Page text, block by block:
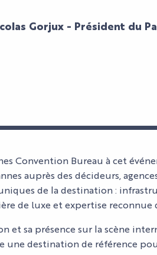
Gorjux - Président du
Convention Bureau à cet
auprès des décideurs,
de la destination :
de luxe et expertise reconnue
et sa présence sur la scène
une destination de référence